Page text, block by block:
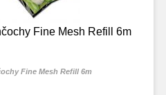
Fine Mesh Refill 6m
Fine Mesh Refill 6m